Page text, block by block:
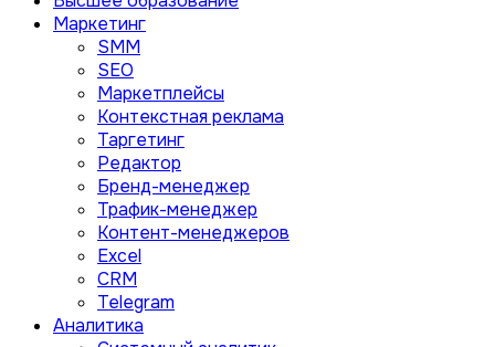
Маркетинг
SMM
SEO
Маркетплейсы
Контекстная реклама
Таргетинг
Редактор
Бренд-менеджер
Трафик-менеджер
Контент-менеджеров
Excel
CRM
Telegram
Аналитика